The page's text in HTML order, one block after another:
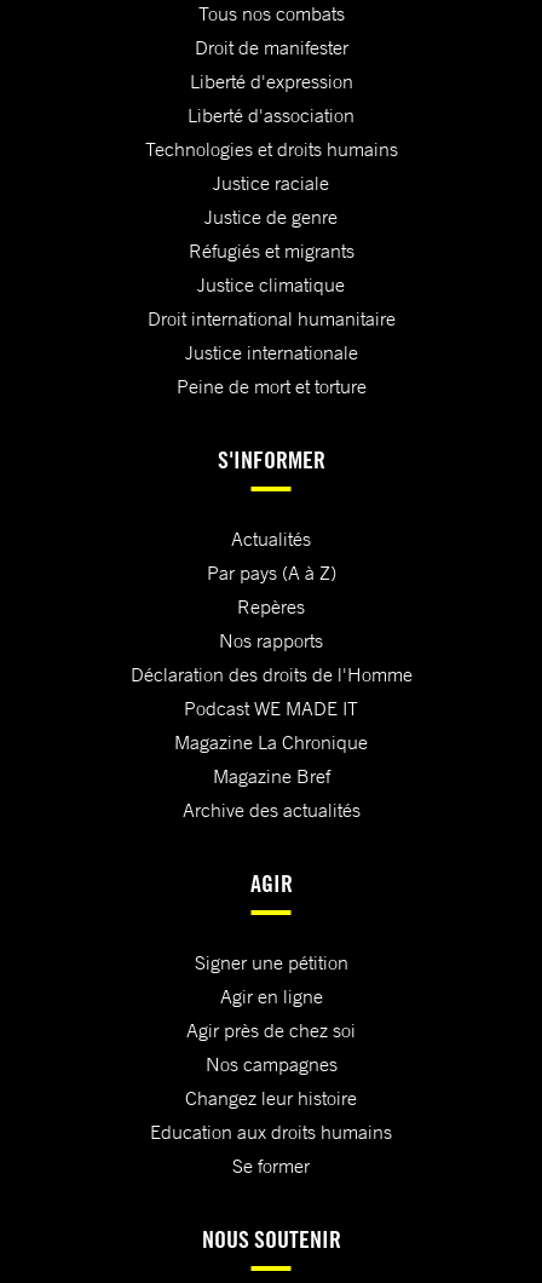
Tous nos combats
Droit de manifester
Liberté d'expression
Liberté d'association
Technologies et droits humains
Justice raciale
Justice de genre
Réfugiés et migrants
Justice climatique
Droit international humanitaire
Justice internationale
Peine de mort et torture
S'INFORMER
Actualités
Par pays (A à Z)
Repères
Nos rapports
Déclaration des droits de l'Homme
Podcast WE MADE IT
Magazine La Chronique
Magazine Bref
Archive des actualités
AGIR
Signer une pétition
Agir en ligne
Agir près de chez soi
Nos campagnes
Changez leur histoire
Education aux droits humains
Se former
NOUS SOUTENIR